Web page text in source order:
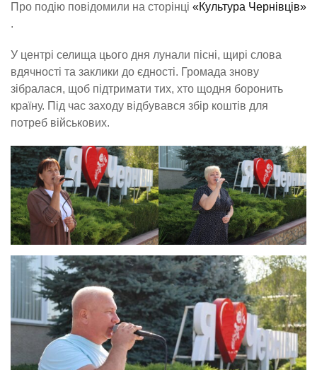
Про подію повідомили на сторінці «Культура Чернівців»
.
У центрі селища цього дня лунали пісні, щирі слова
вдячності та заклики до єдності. Громада знову
зібралася, щоб підтримати тих, хто щодня боронить
країну. Під час заходу відбувався збір коштів для
потреб військових.